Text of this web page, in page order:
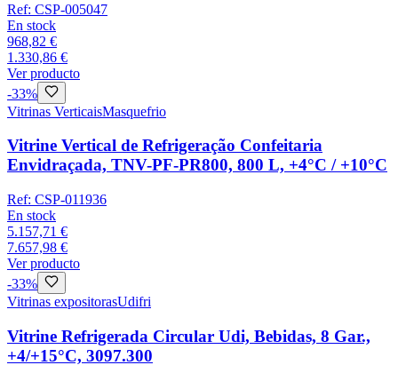
Ref: CSP-005047
En stock
968,82 €
1.330,86 €
Ver producto
-33%
Vitrinas VerticaisMasquefrio
Vitrine Vertical de Refrigeração Confeitaria
Envidraçada, TNV-PF-PR800, 800 L, +4°C / +10°C
Ref: CSP-011936
En stock
5.157,71 €
7.657,98 €
Ver producto
-33%
Vitrinas expositorasUdifri
Vitrine Refrigerada Circular Udi, Bebidas, 8 Gar.,
+4/+15°C, 3097.300